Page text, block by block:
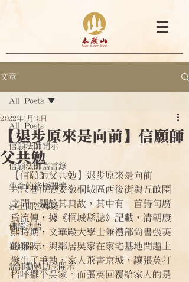
文章
All Posts
信願法師開示
信願法師嘉言錄
生命的終極關懷
淨土問答釋疑
佛經法語
祖師開示
諸師勸勉助念開示
All Posts
【退步原來是向前】信願師
父共勉
2022年1月15日
【信願師父共勉】退步原來是向前
六尺巷位於安徽桐城區西後街與五畝園
之間，關於其典故，其中有一首詩句廣
為流傳，據《桐城縣誌》記載，清朝康
熙時期，文華殿大學士兼禮部尚書張英
的家人，與鄰居吳家在家宅基地問題上
發生了爭執，家人飛書京城，讓張英打
招呼擺平吳家。而張英回覆給家人的是